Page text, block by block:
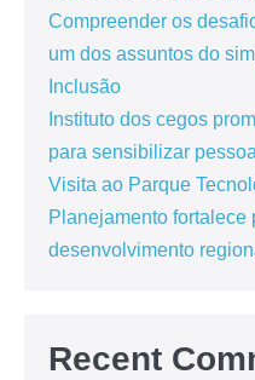
Compreender os
um dos assuntos do
Inclusão
Instituto dos cegos
para sensibilizar
Visita ao Parque
Planejamento fortalece
desenvolvimento
Recent